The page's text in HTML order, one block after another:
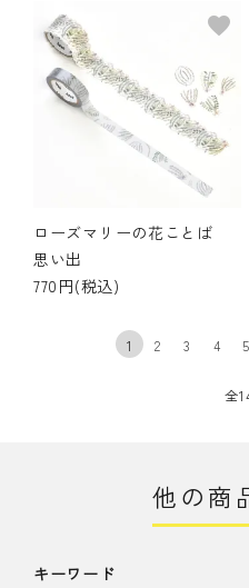
ローズマリーの花ことば
思い出
770円(税込)
favorite
1 2 3 4 5
全
他の商
キーワード